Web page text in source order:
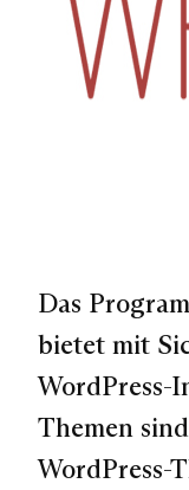
Das
bietet mit
WordPress-
Themen
WordPress-